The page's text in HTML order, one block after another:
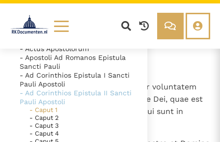
Lezen
Documenten
Bijbel
Thema’s
Berichten
Denzinger
Over ons
Over RK Documenten
Meedoen
Doneren
- Evangelium Secundum
Matthaeum
- Evangelium Secundum Marcum
- Evangelium Secundum Lucam
- Actus Apostolorum
- Apostoli Ad Romanos Epistula
Sancti Pauli
- Ad Corinthios Epistula I Sancti
Pauli Apostoli
- Ad Corinthios Epistula II Sancti
Pauli Apostoli
- Caput 1
- Caput 2
- Caput 3
- Caput 4
- Caput 1
Paulus, apostolus Christi Iesu per voluntatem
Dei, et Timotheus frater ecclesiae Dei, quae est
Corinthi, cum sanctis omnibus, qui sunt in
universa Achaia: